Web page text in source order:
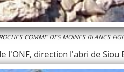
comme des moines blancs
l'ONF, direction l'abri de Siou